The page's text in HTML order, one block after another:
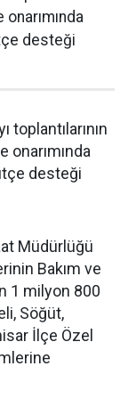
desteği
toplantılarının
onarımında
desteği
Müdürlüğü
Bakım ve
1 milyon 800
Söğüt,
İlçe Özel